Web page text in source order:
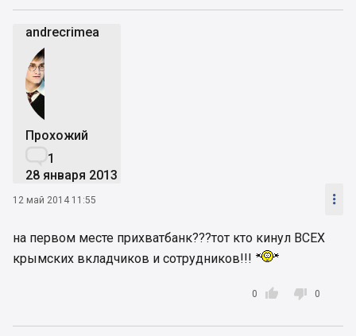
andrecrimea
Прохожий
1
28 января 2013
12 май 2014 11:55 
на первом месте прихватбанк???тот кто кинул ВСЕХ
крымских вкладчиков и сотрудников!!!

0  0